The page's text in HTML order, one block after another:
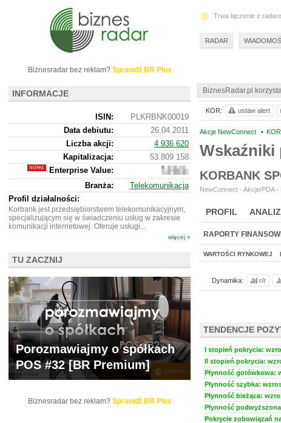
BiznesRadar.pl
Akcje NewConnect •
Wskaźniki
KORBANK
NewConnect - Akcje/PDA -
PROFIL
RAPORTY
WARTOŚCI RYNKOWEJ
Dynamika: r/r
TENDENCJE
I stopień pokrycia:
II stopień pokrycia:
Płynność gotówkowa:
Płynność szybka:
Płynność bieżąca:
Płynność
Pokrycie zobowiązań
KOR: ustaw alert
Biznesradar bez reklam? Sprawdź BR Plus
INFORMACJE
ISIN:
PLKRBNK00019
Data debiutu:
26.04.2011
Liczba akcji:
4 936 620
Kapitalizacja:
53 809 158
Enterprise Value:
63
696
158
Branża:
Telekomunikacja
Profil działalności:
Korbank jest przedsiębiorstwem telekomunikacyjnym,
specjalizującym się w świadczeniu usług w zakresie
komunikacji internetowej. Oferuje usługi...
więcej »
TU ZACZNIJ
Porozmawiajmy o spółkach
POS #32 [BR Premium]
Biznesradar bez reklam? Sprawdź BR Plus
Trwa łączenie z
RADAR